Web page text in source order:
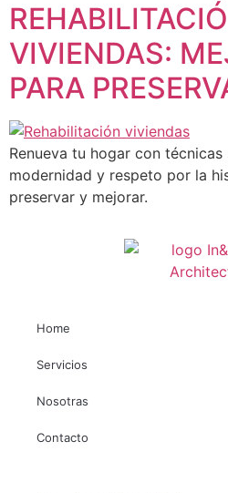
VIVIENDAS:
PARA
Renueva tu hogar con
modernidad y respeto por la
preservar y mejorar.
Home
Servicios
Nosotras
Contacto
cookies no
opcionales.
necesarias
funcione la